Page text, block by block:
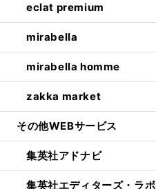
eclat premium
mirabella
mirabella homme
zakka market
その他WEBサービス
集英社アドナビ
集英社エディターズ・ラボ